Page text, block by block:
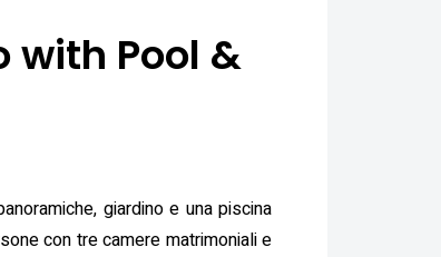
with Pool &
giardino e una piscina
con tre camere matrimoniali e